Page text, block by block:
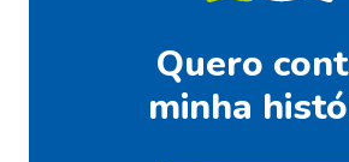
Quero
minha